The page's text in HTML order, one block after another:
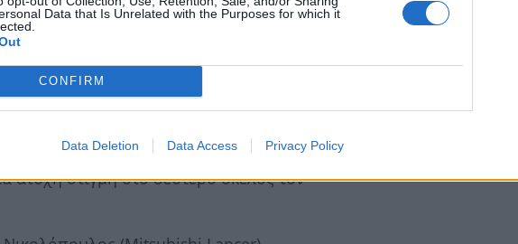
Data that Is Unrelated with the Purposes for which it
CONFIRM
Data Deletion Data Access Privacy Policy
Λάτσης (Peugeot 106).
αξιόλογες επιδόσεις χαρίζοντας
τους μάχη για τη νίκη. Την πρώτη θέση
(Mitsubishi Lancer), στο πρώτο σκέλος του
άτυχη στιγμή στο δεύτερο σκέλος τον